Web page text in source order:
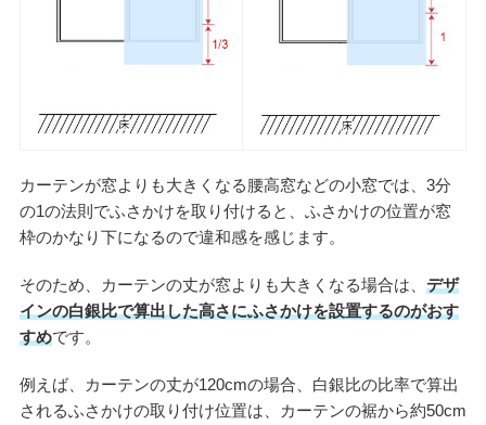
カーテンが窓よりも大きくなる腰高窓などの小窓では、3分
の1の法則でふさかけを取り付けると、ふさかけの位置が窓
枠のかなり下になるので違和感を感じます。
そのため、カーテンの丈が窓よりも大きくなる場合は、 デザ
インの白銀比で算出した高さにふさかけを設置するのがおす
すめです。
例えば、カーテンの丈が120cmの場合、白銀比の比率で算出
されるふさかけの取り付け位置は、カーテンの裾から約50cm